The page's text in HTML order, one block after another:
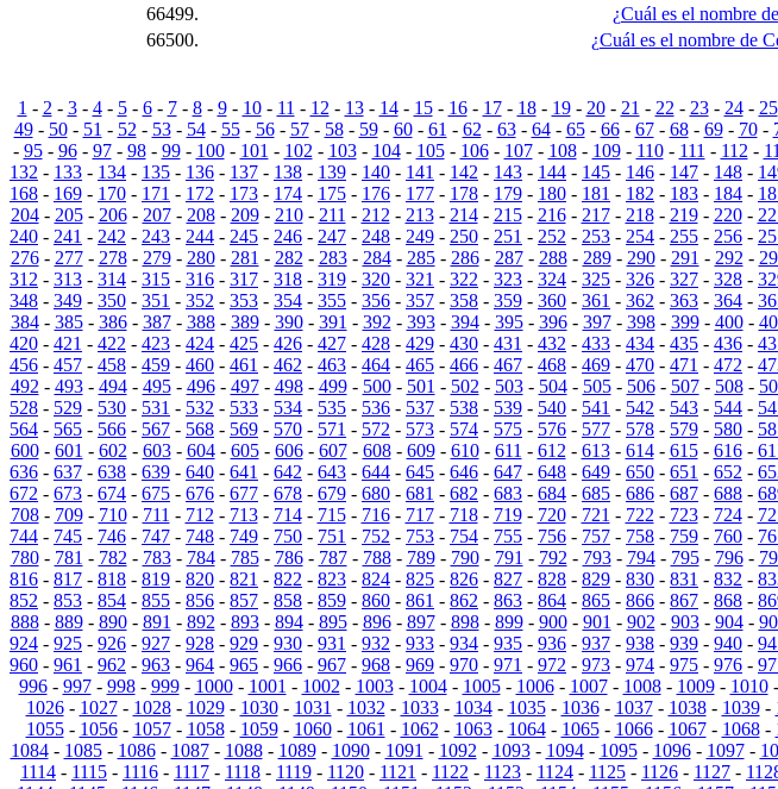
66499.
¿Cuál es el nombre
66500.
¿Cuál es el nombre de
1 - 2 - 3- 4- 5- 6- 7- 8- 9- 10- 11 - 12 - 13- 14- 15- 16- 17- 18- 19- 20- 21 - 22 - 23- 24- 25
49- 50- 51 - 52 - 53- 54- 55- 56- 57- 58- 59- 60- 61 - 62 - 63- 64- 65- 66- 67- 68- 69- 70-
- 95- 96- 97- 98- 99- 100- 101 - 102 - 103- 104- 105- 106- 107- 108- 109- 110- 111 - 112 -
132 - 133 - 134 - 135 - 136 - 137 - 138 - 139 - 140 - 141 - 142 - 143 - 144 - 145 - 146 - 147 - 148 -
168 - 169 - 170 - 171 - 172 - 173 - 174 - 175 - 176 - 177 - 178 - 179 - 180 - 181 - 182 - 183 - 184 -
204- 205- 206- 207- 208- 209- 210- 211 - 212 - 213- 214- 215- 216- 217- 218- 219- 220-
240 - 241 - 242 - 243 - 244 - 245 - 246 - 247 - 248 - 249 - 250 - 251 - 252 - 253 - 254 - 255 - 256 -
276- 277- 278- 279- 280- 281 - 282 - 283- 284- 285- 286- 287- 288- 289- 290- 291 - 292 -
312 - 313 - 314 - 315 - 316 - 317 - 318 - 319 - 320 - 321 - 322 - 323 - 324 - 325 - 326 - 327 - 328 -
348 - 349 - 350 - 351 - 352 - 353 - 354 - 355 - 356 - 357 - 358 - 359 - 360 - 361 - 362 - 363 - 364 -
384- 385- 386- 387- 388- 389- 390- 391 - 392 - 393- 394- 395- 396- 397- 398- 399- 400-
420 - 421 - 422 - 423 - 424 - 425 - 426 - 427 - 428 - 429 - 430 - 431 - 432 - 433 - 434 - 435 - 436 -
456 - 457 - 458 - 459 - 460 - 461 - 462 - 463 - 464 - 465 - 466 - 467 - 468 - 469 - 470 - 471 - 472 -
492 - 493- 494- 495- 496- 497- 498- 499- 500- 501 - 502 - 503- 504- 505- 506- 507- 508-
528 - 529 - 530 - 531 - 532 - 533 - 534 - 535 - 536 - 537 - 538 - 539 - 540 - 541 - 542 - 543 - 544 -
564 - 565 - 566 - 567 - 568 - 569 - 570 - 571 - 572 - 573 - 574 - 575 - 576 - 577 - 578 - 579 - 580 -
600- 601 - 602 - 603- 604- 605- 606- 607- 608- 609- 610- 611 - 612 - 613- 614- 615- 616-
636 - 637 - 638 - 639 - 640 - 641 - 642 - 643 - 644 - 645 - 646 - 647 - 648 - 649 - 650 - 651 - 652 -
672 - 673 - 674 - 675 - 676 - 677 - 678 - 679 - 680 - 681 - 682 - 683 - 684 - 685 - 686 - 687 - 688 -
708- 709- 710- 711 - 712 - 713- 714- 715- 716- 717- 718- 719- 720- 721 - 722 - 723- 724-
744 - 745 - 746 - 747 - 748 - 749 - 750 - 751 - 752 - 753 - 754 - 755 - 756 - 757 - 758 - 759 - 760 -
780- 781 - 782 - 783- 784- 785- 786- 787- 788- 789- 790- 791 - 792 - 793- 794- 795- 796-
816 - 817 - 818 - 819 - 820 - 821 - 822 - 823 - 824 - 825 - 826 - 827 - 828 - 829 - 830 - 831 - 832 -
852 - 853 - 854 - 855 - 856 - 857 - 858 - 859 - 860 - 861 - 862 - 863 - 864 - 865 - 866 - 867 - 868 -
888- 889- 890- 891 - 892 - 893- 894- 895- 896- 897- 898- 899- 900- 901 - 902 - 903- 904-
924 - 925 - 926 - 927 - 928 - 929 - 930 - 931 - 932 - 933 - 934 - 935 - 936 - 937 - 938 - 939 - 940 -
960 - 961 - 962 - 963 - 964 - 965 - 966 - 967 - 968 - 969 - 970 - 971 - 972 - 973 - 974 - 975 - 976 -
996- 997- 998- 999- 1000- 1001 - 1002 - 1003- 1004- 1005- 1006- 1007- 1008- 1009- 1010-
1026- 1027- 1028- 1029- 1030- 1031 - 1032 - 1033- 1034- 1035- 1036- 1037- 1038- 1039-
1055- 1056- 1057- 1058- 1059- 1060- 1061 - 1062 - 1063- 1064- 1065- 1066- 1067- 1068-
1084- 1085- 1086- 1087- 1088- 1089- 1090- 1091 - 1092 - 1093- 1094- 1095- 1096- 1097-
1114 - 1115 - 1116 - 1117 - 1118 - 1119 - 1120 - 1121 - 1122 - 1123 - 1124 - 1125 - 1126 - 1127 -